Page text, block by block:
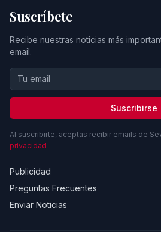
Suscríbete
Recibe nuestras noticias más
email.
Suscribirse
Al suscribirte, aceptas recibir emails de
privacidad
Publicidad
Preguntas Frecuentes
Enviar Noticias